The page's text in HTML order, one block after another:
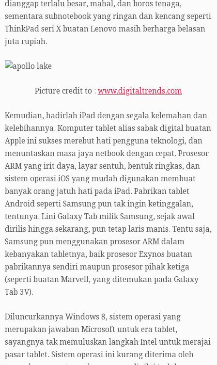
dianggap terlalu besar, mahal, dan boros tenaga,
sementara subnotebook yang ringan dan kencang seperti
ThinkPad seri X buatan Lenovo masih berharga belasan
juta rupiah.
Picture credit to : www.digitaltrends.com
Kemudian, hadirlah iPad dengan segala kelemahan dan
kelebihannya. Komputer tablet alias sabak digital buatan
Apple ini sukses merebut hati pengguna teknologi, dan
menuntaskan masa jaya netbook dengan cepat. Prosesor
ARM yang irit daya, layar sentuh, bentuk ringkas, dan
sistem operasi iOS yang mudah digunakan membuat
banyak orang jatuh hati pada iPad. Pabrikan tablet
Android seperti Samsung pun tak ingin ketinggalan,
tentunya. Lini Galaxy Tab milik Samsung, sejak awal
dirilis hingga sekarang, pun tetap laris manis. Tentu saja,
Samsung pun menggunakan prosesor ARM dalam
kebanyakan tabletnya, baik prosesor Exynos buatan
pabrikannya sendiri maupun prosesor pihak ketiga
(seperti buatan Marvell, yang ditemukan pada Galaxy
Tab 3V).
Diluncurkannya Windows 8, sistem operasi yang
merupakan jawaban Microsoft untuk era tablet,
sayangnya tak memuluskan langkah Intel untuk merajai
pasar tablet. Sistem operasi ini kurang diterima oleh